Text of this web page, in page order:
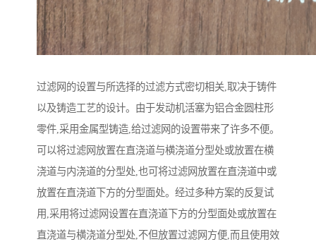
过滤网的设置与所选择的过滤方式密切相关,取决于铸件
以及铸造工艺的设计。由于发动机活塞为铝合金圆柱形
零件,采用金属型铸造,给过滤网的设置带来了许多不便。
可以将过滤网放置在直浇道与横浇道分型处或放置在横
浇道与内浇道的分型处,也可将过滤网放置在直浇道中或
放置在直浇道下方的分型面处。经过多种方案的反复试
用,采用将过滤网设置在直浇道下方的分型面处或放置在
直浇道与横浇道分型处,不但放置过滤网方便,而且使用效